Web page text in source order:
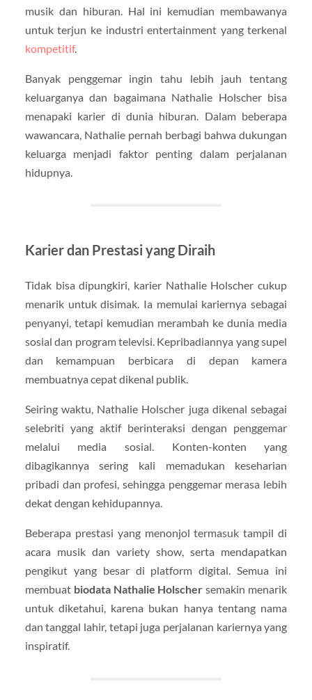
musik dan hiburan. Hal ini kemudian membawanya
untuk terjun ke industri entertainment yang terkenal
kompetitif.
Banyak penggemar ingin tahu lebih jauh tentang
keluarganya dan bagaimana Nathalie Holscher bisa
menapaki karier di dunia hiburan. Dalam beberapa
wawancara, Nathalie pernah berbagi bahwa dukungan
keluarga menjadi faktor penting dalam perjalanan
hidupnya.
Karier dan Prestasi yang Diraih
Tidak bisa dipungkiri, karier Nathalie Holscher cukup
menarik untuk disimak. Ia memulai kariernya sebagai
penyanyi, tetapi kemudian merambah ke dunia media
sosial dan program televisi. Kepribadiannya yang supel
dan kemampuan berbicara di depan kamera
membuatnya cepat dikenal publik.
Seiring waktu, Nathalie Holscher juga dikenal sebagai
selebriti yang aktif berinteraksi dengan penggemar
melalui media sosial. Konten-konten yang
dibagikannya sering kali memadukan keseharian
pribadi dan profesi, sehingga penggemar merasa lebih
dekat dengan kehidupannya.
Beberapa prestasi yang menonjol termasuk tampil di
acara musik dan variety show, serta mendapatkan
pengikut yang besar di platform digital. Semua ini
membuat biodata Nathalie Holscher semakin menarik
untuk diketahui, karena bukan hanya tentang nama
dan tanggal lahir, tetapi juga perjalanan kariernya yang
inspiratif.